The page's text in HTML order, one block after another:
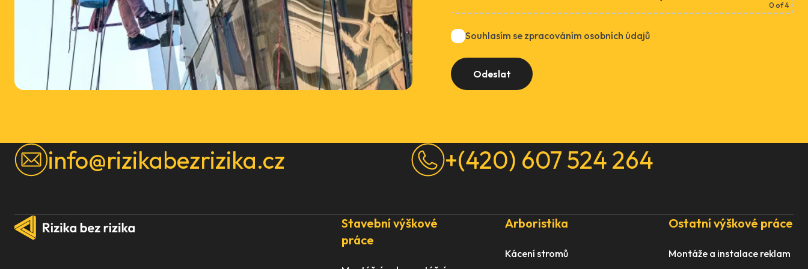
0 of 4
Souhlasím se zpracováním osobních údajů
info@rizikabezrizika.cz +(420) 607 524 264
Stavební výškové
práce
Arboristika
Kácení stromů
Ostatní výškové práce
Montáže a instalace reklam